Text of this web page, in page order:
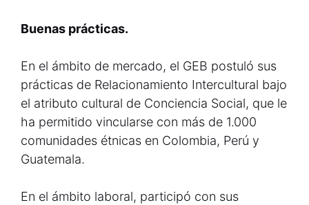
Buenas prácticas.
En el ámbito de mercado, el GEB postuló sus
prácticas de Relacionamiento Intercultural bajo
el atributo cultural de Conciencia Social, que le
ha permitido vincularse con más de 1.000
comunidades étnicas en Colombia, Perú y
Guatemala.
En el ámbito laboral, participó con sus